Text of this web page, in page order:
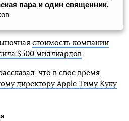
пара и один священник.
стоимость компании
$500 миллиардов.
что в свое время
директору Apple Тиму Куку